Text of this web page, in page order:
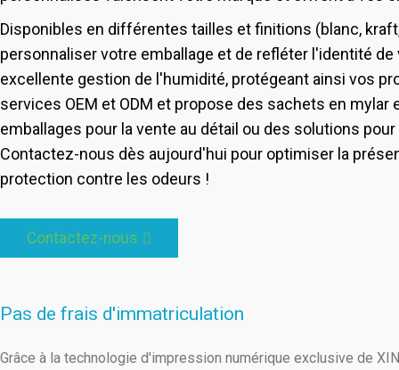
Disponibles en différentes tailles et finitions (blanc,
personnaliser votre emballage et de refléter l'identité
excellente gestion de l'humidité, protégeant ainsi vos
services OEM et ODM et propose des sachets en
emballages pour la vente au détail ou des solutions
Contactez-nous dès aujourd'hui pour optimiser la
protection contre les odeurs !
Contactez-nous
Pas de frais d'immatriculation
Grâce à la technologie d'impression numérique exclusive de